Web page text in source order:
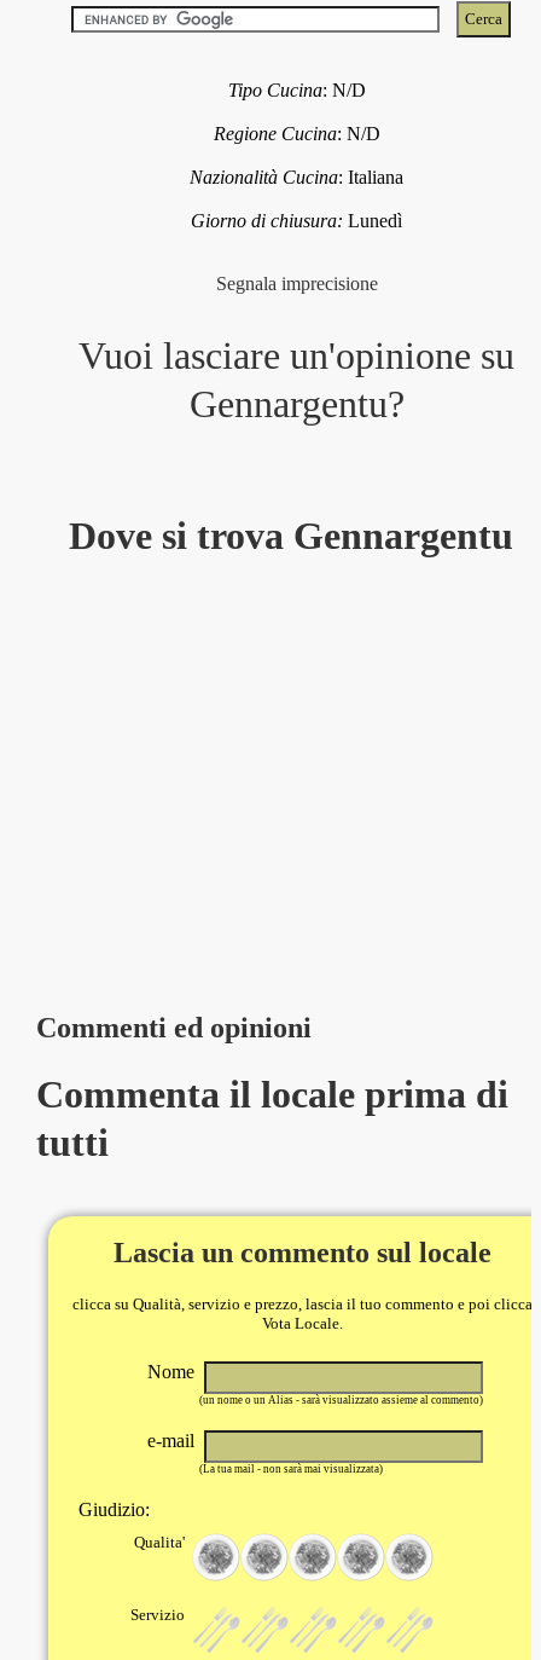
Tipo Cucina: N/D
Regione Cucina: N/D
Nazionalità Cucina:Italiana
Giorno di chiusura:Lunedì
Segnala imprecisione
Vuoi lasciare un'opinione su
Gennargentu?
Dove si trova Gennargentu
Commenti ed opinioni
Commenta il locale prima di
tutti
Lascia un commento sul locale
clicca su Qualità, servizio e prezzo, lascia il tuo commento e poi clicca
Vota Locale.
Nome
(un nome o un Alias - sarà visualizzato assieme al commento)
e-mail
(La tua mail - non sarà mai visualizzata)
Giudizio:
Qualita'
Servizio